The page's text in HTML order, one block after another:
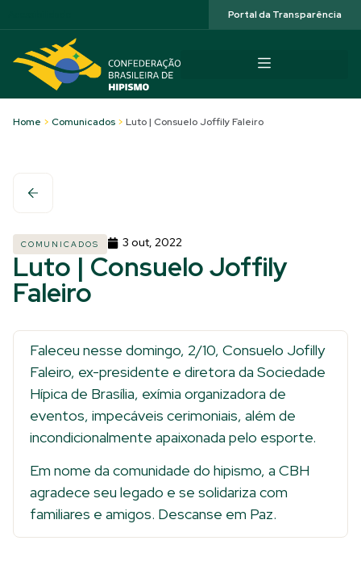
Portal da Transparência
Home > Comunicados > Luto | Consuelo Joffily Faleiro
COMUNICADOS 3 out, 2022
Luto | Consuelo Joffily
Faleiro
Faleceu nesse domingo, 2/10, Consuelo Jofilly
Faleiro, ex-presidente e diretora da Sociedade
Hípica de Brasília, exímia organizadora de
eventos, impecáveis cerimoniais, além de
incondicionalmente apaixonada pelo esporte.
Em nome da comunidade do hipismo, a CBH
agradece seu legado e se solidariza com
familiares e amigos. Descanse em Paz.